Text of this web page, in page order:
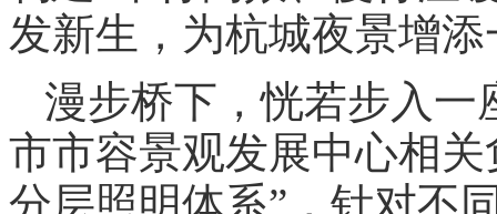
发新生，为杭城夜景增
漫步桥下，恍若步入一
市市容景观发展中心相
分层照明体系”，针对不